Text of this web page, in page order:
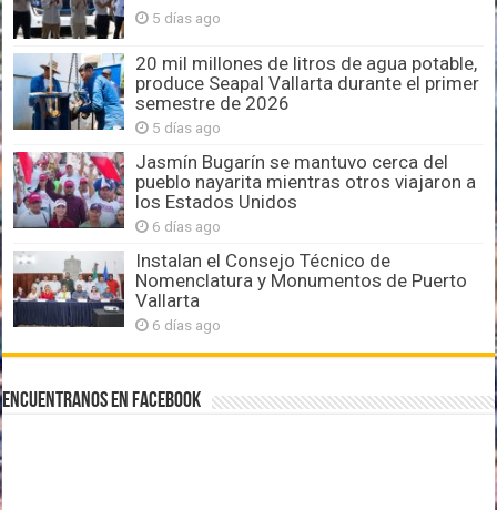
5 días ago
20 mil millones de litros de agua potable,
produce Seapal Vallarta durante el primer
semestre de 2026
5 días ago
Jasmín Bugarín se mantuvo cerca del
pueblo nayarita mientras otros viajaron a
los Estados Unidos
6 días ago
Instalan el Consejo Técnico de
Nomenclatura y Monumentos de Puerto
Vallarta
6 días ago
Encuentranos en Facebook